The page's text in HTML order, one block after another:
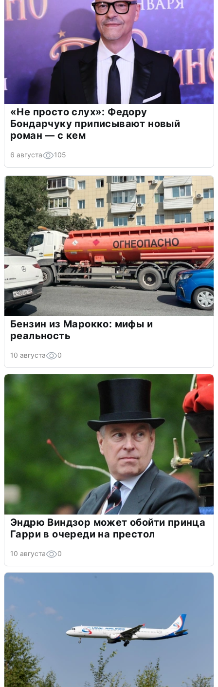
«Не просто слух»: Федору
Бондарчуку приписывают новый
роман — с кем
6 августа 105
Бензин из Марокко: мифы и
реальность
10 августа 0
Эндрю Виндзор может обойти принца
Гарри в очереди на престол
10 августа 0